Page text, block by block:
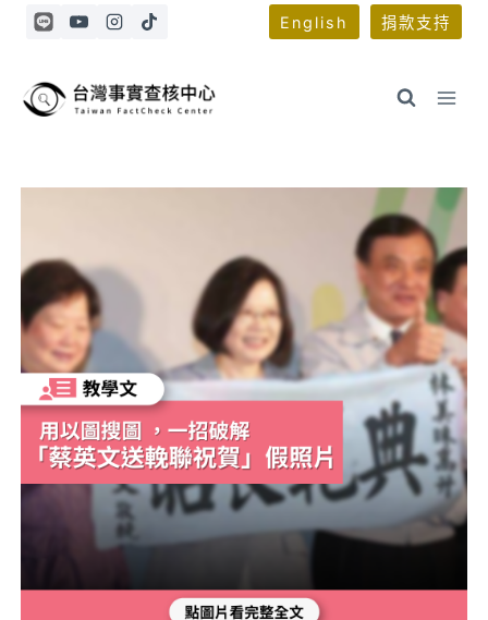
Skip
English 捐款支持